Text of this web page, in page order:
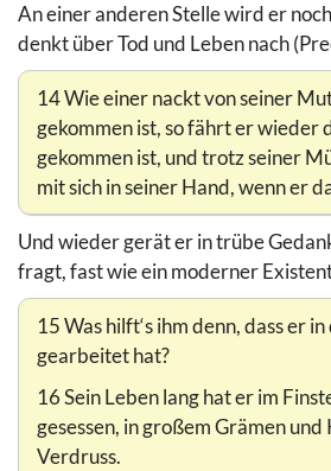
An einer anderen Stelle wird er
denkt über Tod und Leben nach
14 Wie einer nackt von seiner
gekommen ist, so fährt er wieder
gekommen ist, und trotz seiner
mit sich in seiner Hand, wenn er
Und wieder gerät er in trübe
fragt, fast wie ein moderner
15 Was hilft‘s ihm denn, dass er
gearbeitet hat?
16 Sein Leben lang hat er im
gesessen, in großem Grämen
Verdruss.